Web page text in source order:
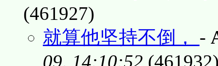
(461927)
就算他坚持不倒， -
09, 14:10:52